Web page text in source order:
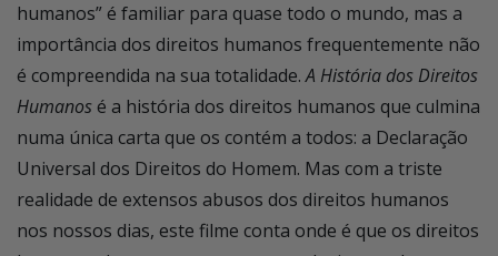
humanos” é familiar para quase todo o mundo, mas a
importância dos direitos humanos frequentemente não
é compreendida na sua totalidade.A História dos Direitos
Humanosé a história dos direitos humanos que culmina
numa única carta que os contém a todos: a Declaração
Universal dos Direitos do Homem. Mas com a triste
realidade de extensos abusos dos direitos humanos
nos nossos dias, este filme conta onde é que os direitos